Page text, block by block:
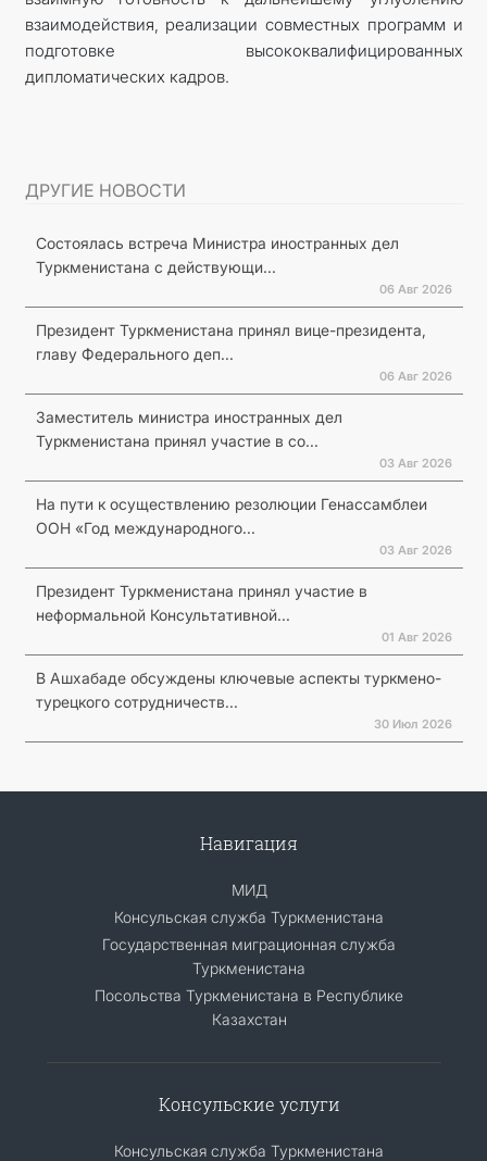
взаимодействия, реализации совместных программ и
подготовке высококвалифицированных
дипломатических кадров.
ДРУГИЕ НОВОСТИ
Состоялась встреча Министра иностранных дел
Туркменистана с действующи...
06 Авг 2026
Президент Туркменистана принял вице-президента,
главу Федерального деп...
06 Авг 2026
Заместитель министра иностранных дел
Туркменистана принял участие в со...
03 Авг 2026
На пути к осуществлению резолюции Генассамблеи
ООН «Год международного...
03 Авг 2026
Президент Туркменистана принял участие в
неформальной Консультативной...
01 Авг 2026
В Ашхабаде обсуждены ключевые аспекты туркмено-
турецкого сотрудничеств...
30 Июл 2026
Навигация
МИД
Консульская служба Туркменистана
Государственная миграционная служба
Туркменистана
Посольства Туркменистана в Республике
Казахстан
Консульские услуги
Консульская служба Туркменистана